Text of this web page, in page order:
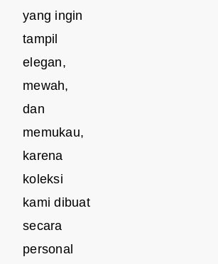
yang ingin
tampil
elegan,
mewah,
dan
memukau,
karena
koleksi
kami dibuat
secara
personal